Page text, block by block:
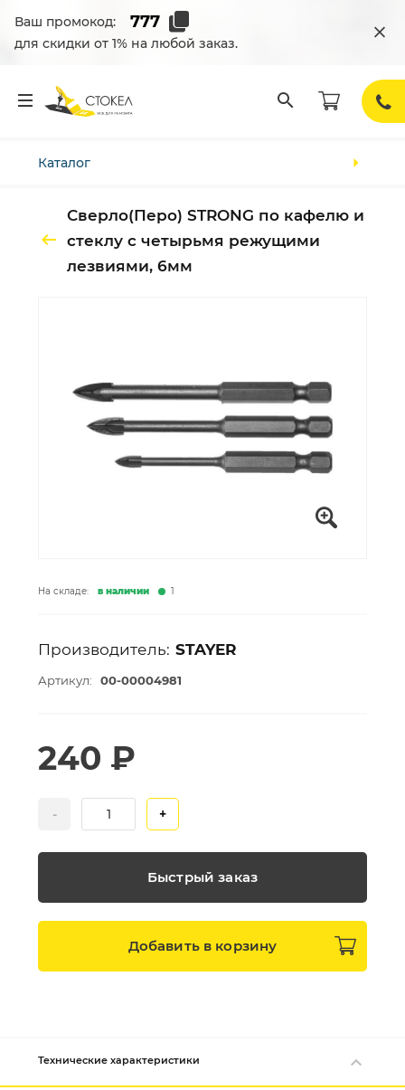
Ваш промокод:
для скидки от 1% на любой заказ.
Каталог
Сверло(Перо) STRONG по кафелю и
стеклу с четырьмя режущими
лезвиями, 6мм
На складе: в наличии 1
Производитель: STAYER
Артикул: 00-00004981
- +
240 ₽
Быстрый заказ
Добавить в корзину
Технические характеристики